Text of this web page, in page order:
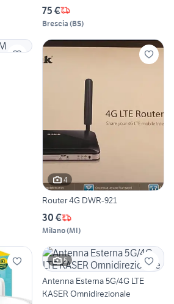
75 €
Brescia (BS)
4
Router 4G DWR-921
30 €
Milano(MI)
5
Antenna Esterna 5G/4G LTE
KASER Omnidirezionale